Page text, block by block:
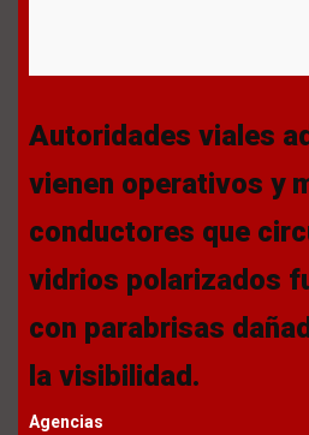
Autoridades viales
vienen operativos y
conductores que
vidrios polarizados
con parabrisas
la visibilidad.
Agencias